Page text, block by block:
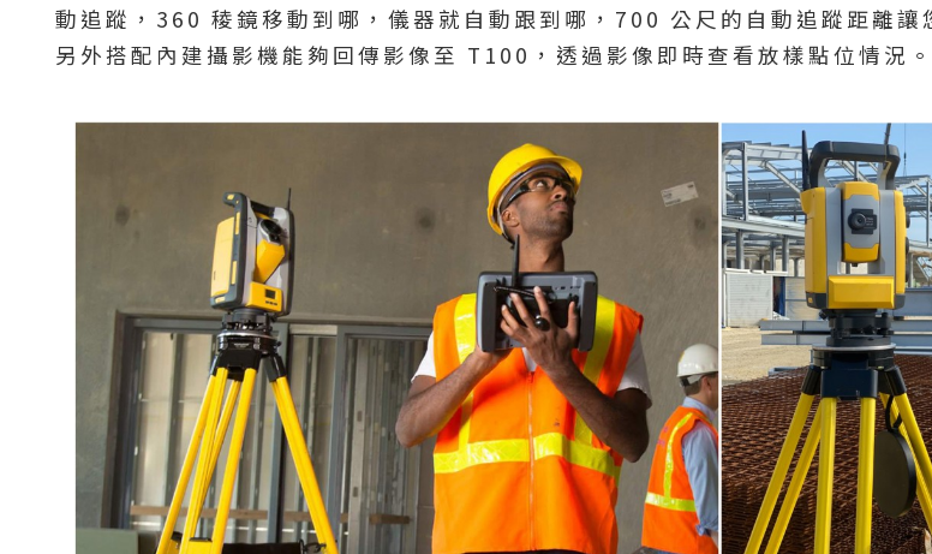
動追蹤，360 稜鏡移動到哪，儀器就自動跟到哪，700 公尺的自動追蹤距離
另外搭配內建攝影機能夠回傳影像至 T100，透過影像即時查看放樣點位情況。